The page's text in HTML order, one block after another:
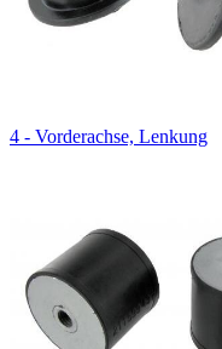
4 - Vorderachse, Lenkung